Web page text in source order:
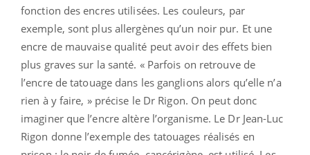
fonction des encres utilisées. Les couleurs, par
exemple, sont plus allergènes qu’un noir pur. Et une
encre de mauvaise qualité peut avoir des effets bien
plus graves sur la santé. « Parfois on retrouve de
l’encre de tatouage dans les ganglions alors qu’elle n’a
rien à y faire, » précise le Dr Rigon. On peut donc
imaginer que l’encre altère l’organisme. Le Dr Jean-Luc
Rigon donne l’exemple des tatouages réalisés en